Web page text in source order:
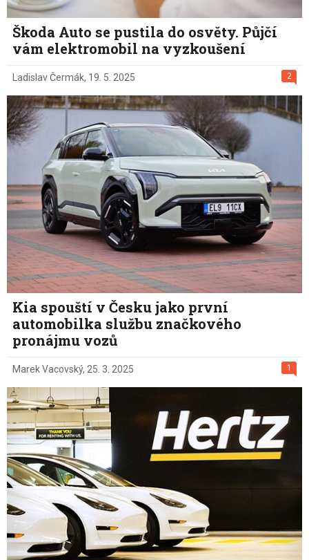
Škoda Auto se pustila do osvěty. Půjčí
vám elektromobil na vyzkoušení
2
Ladislav Čermák, 19. 5. 2025
Kia spouští v Česku jako první
automobilka službu značkového
pronájmu vozů
1
Marek Vacovský, 25. 3. 2025